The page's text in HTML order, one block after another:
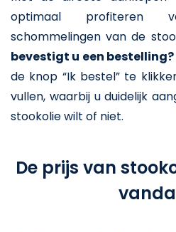
optimaal profiteren
schommelingen van de
bevestigt u een bestelling?
de knop “Ik bestel” te
vullen, waarbij u duidelijk
stookolie wilt of niet.
De prijs van